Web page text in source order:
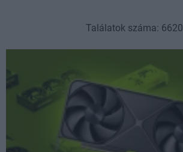
Találatok száma: 6620